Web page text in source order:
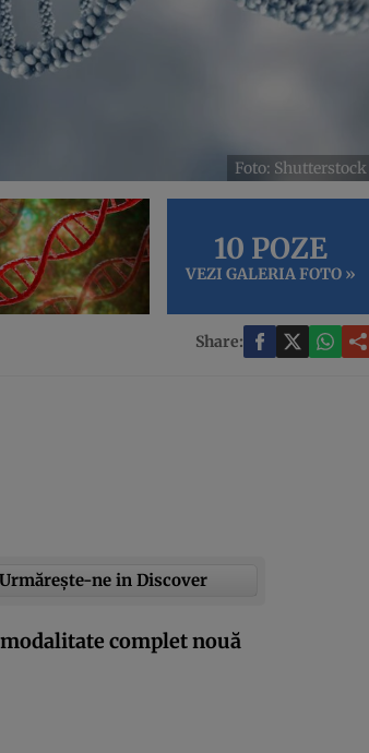
Foto: Shutterstock
10 POZE
VEZI GALERIA FOTO »
Share:
Urmărește-ne in Discover
complet nouă